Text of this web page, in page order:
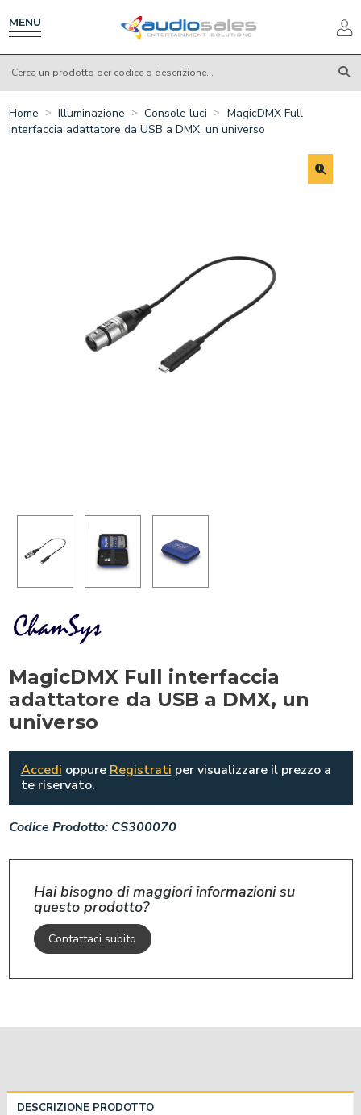
contenuto
principale
MENU
Home Illuminazione Console luci
MagicDMX Full
interfaccia adattatore da USB a DMX, un universo
MagicDMX Full interfaccia
adattatore da USB a DMX, un
universo
Accedi oppure Registrati per visualizzare il prezzo a
te riservato.
Codice Prodotto: CS300070
Hai bisogno di maggiori informazioni su
questo prodotto?
Contattaci subito
DESCRIZIONE PRODOTTO